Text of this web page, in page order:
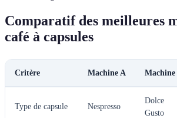
Comparatif des meilleures
café à capsules
Critère Machine A Machine
Type de capsule Nespresso
Dolce
Gusto